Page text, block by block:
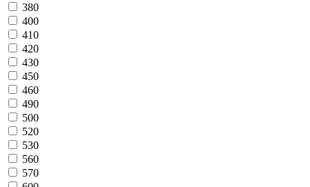
380
400
410
420
430
450
460
490
500
520
530
560
570